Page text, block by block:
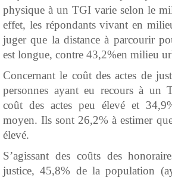
physique à un TGI varie selon le
effet, les répondants vivant en
juger que la distance à parcourir
est longue, contre 43,2%en milieu
Concernant le coût des actes de
personnes ayant eu recours à un
coût des actes peu élevé et
moyen. Ils sont 26,2% à estimer
élevé.
S’agissant des coûts des
justice, 45,8% de la population